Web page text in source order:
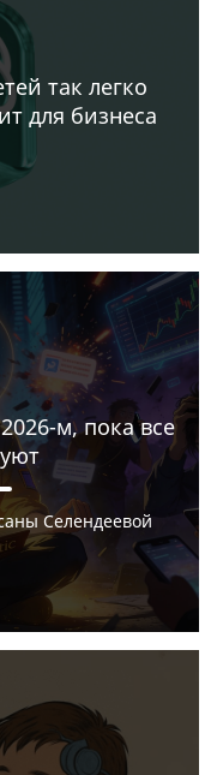
так легко
для бизнеса
м, пока все
Селендеевой